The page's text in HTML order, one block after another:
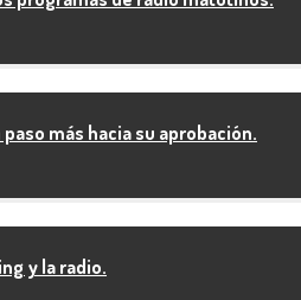
paso más hacia su aprobación.
y la radio.